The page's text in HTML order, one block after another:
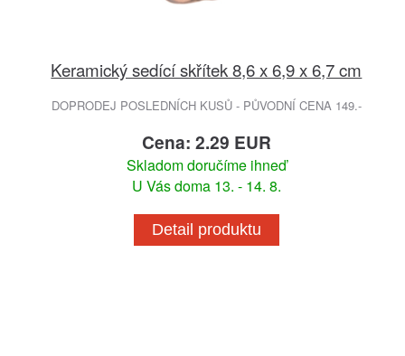
Keramický sedící skřítek 8,6 x 6,9 x 6,7 cm
DOPRODEJ POSLEDNÍCH KUSŮ - PŮVODNÍ CENA 149.-
Cena: 2.29 EUR
Skladom doručíme ihneď
U Vás doma 13. - 14. 8.
Detail produktu